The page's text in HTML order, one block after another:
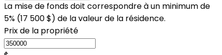
La mise de fonds doit correspondre à un minimum de
5% (17 500 $) de la valeur de la résidence.
Prix de la propriété